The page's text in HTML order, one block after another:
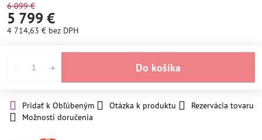
6 099 €
5 799 €
4 714,63 € bez DPH
Do košíka
Pridať k Obľúbeným Otázka k produktu
Rezervácia tovaru
Možnosti doručenia